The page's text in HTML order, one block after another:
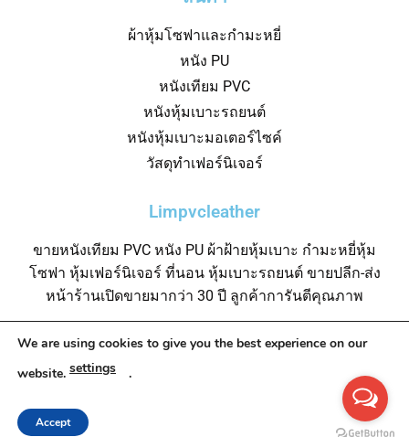
ผ้าหุ้มโซฟาและกำมะหยี่
หนัง PU
หนังเทียม PVC
หนังหุ้มเบาะรถยนต์
หนังหุ้มเบาะมอเตอร์ไซค์
วัสดุทำเฟอร์นิเจอร์
Limpvcleather
ขายหนังเทียม PVC หนัง PU ผ้าฝ้ายหุ้มเบาะ กำมะหยี่หุ้ม
โซฟา หุ้มเฟอร์นิเจอร์ ที่นอน หุ้มเบาะรถยนต์ ขายปลีก-ส่ง
หน้าร้านเปิดขายมากว่า 30 ปี ลูกค้าการันตีคุณภาพ
© 2022 LIMPVCLEATHER • All Rights Reserved
We are using cookies to give you the best experience on our
website. settings .
Accept